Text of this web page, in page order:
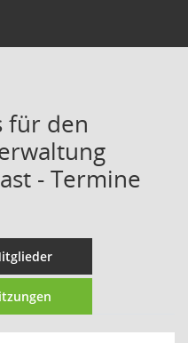
für den
- Termine